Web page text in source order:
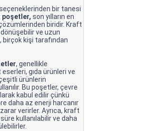
bir tanesi
poşetler, son yılların en
biridir. Kraft
ve uzun
birçok kişi tarafından
, genellikle
gıda ürünleri ve
ürünlerin
Bu poşetler, çevre
kabul edilir çünkü
daha az enerji harcanır
verirler. Ayrıca, kraft
kullanılabilir ve daha